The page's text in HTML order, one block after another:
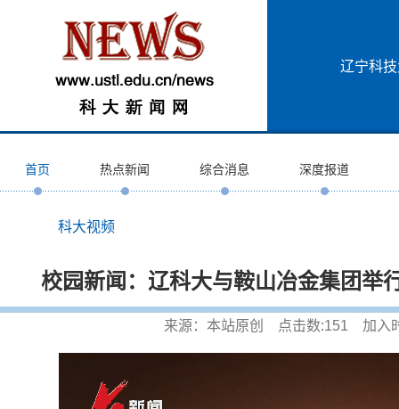
辽宁科
首页 热点新闻 综合消息 深度报道
科大视频
校园新闻：辽科大与鞍山冶金集团举
来源：本站原创 点击数:151 加入